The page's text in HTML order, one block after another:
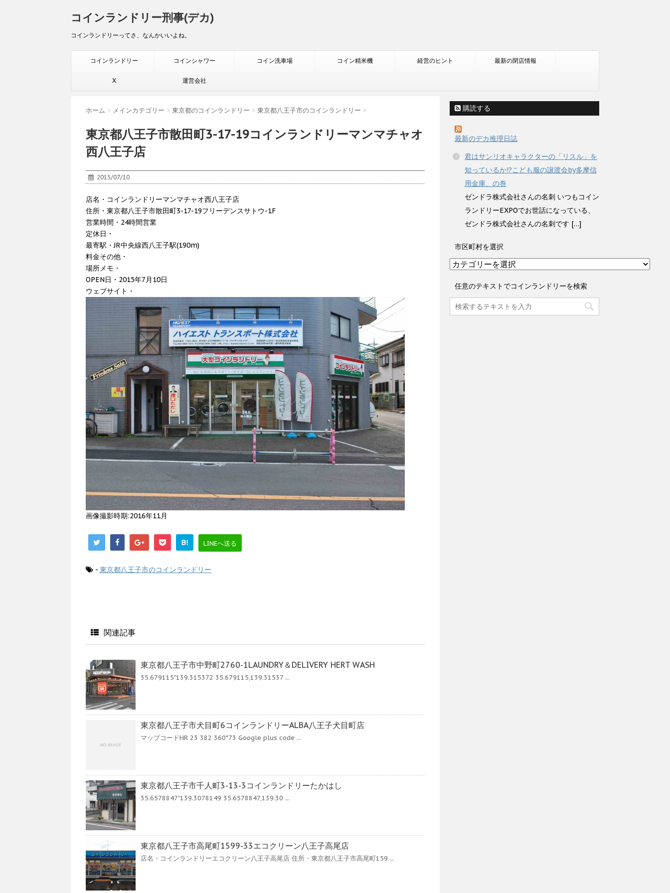
コインランドリー刑事(デカ)
コインランドリーってさ、なんかいいよね。
コインランドリー コインシャワー コイン洗車場 コイン精米機 経営のヒント 最新の閉店情報
X 運営会社
ホーム > メインカテゴリー > 東京都のコインランドリー > 東京都八王子市のコインランドリー >
東京都八王子市散田町3-17-19コインランドリーマンマチャオ
西八王子店
2015/07/10
店名・コインランドリーマンマチャオ西八王子店
住所・東京都八王子市散田町3-17-19フリーデンスサトウ-1F
営業時間・24時間営業
定休日・
最寄駅・JR中央線西八王子駅(190m)
料金その他・
場所メモ・
OPEN日・2015年7月10日
ウェブサイト・
画像撮影時期:2016年11月
B! LINEへ送る
- 東京都八王子市のコインランドリー
関連記事
東京都八王子市中野町2760-1LAUNDRY＆DELIVERY HERT WASH
35.679115"139.315372 35.679115,139.31537 ...
東京都八王子市犬目町6コインランドリーALBA八王子犬目町店
マップコードHR 23 382 360*73 Google plus code ...
東京都八王子市千人町3-13-3コインランドリーたかはし
35.6578847"139.3078149 35.6578847,139.30 ...
東京都八王子市高尾町1599-33エコクリーン八王子高尾店
店名・コインランドリーエコクリーン八王子高尾店 住所・東京都八王子市高尾町159 ...
購読する
最新のデカ推理日誌
君はサンリオキャラクターの「リスル」を
知っているか!?こども服の譲渡会by多摩信
用金庫、の巻
ゼンドラ株式会社さんの名刺 いつもコイン
ランドリーEXPOでお世話になっている、
ゼンドラ株式会社さんの名刺です […]
市区町村を選択
市
町
村
を
選
任意のテキストでコインランドリーを検索